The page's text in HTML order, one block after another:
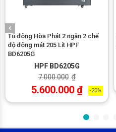
Tủ đông Hòa Phát 2 ngăn 2 chế
độ đông mát 205 Lít HPF
BD6205G
HPF BD6205G
7.000.000 ₫
5.600.000 ₫ -20%